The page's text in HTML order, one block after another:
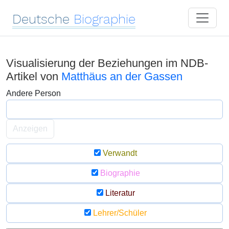
Deutsche Biographie
Visualisierung der Beziehungen im NDB-
Artikel von Matthäus an der Gassen
Andere Person
Anzeigen
Verwandt
Biographie
Literatur
Lehrer/Schüler